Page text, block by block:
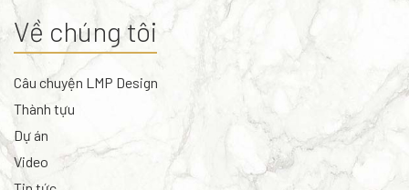
Về chúng tôi
Câu chuyện LMP Design
Thành tựu
Dự án
Video